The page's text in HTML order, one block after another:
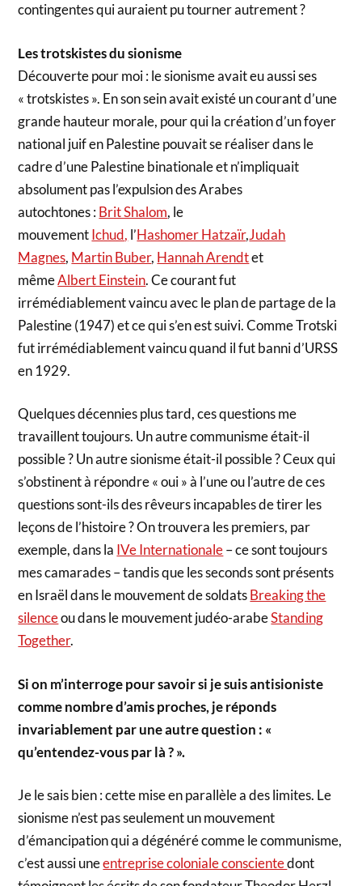
contingentes qui auraient pu tourner autrement ?
Les trotskistes du sionisme
Découverte pour moi : le sionisme avait eu aussi ses
« trotskistes ». En son sein avait existé un courant d’une
grande hauteur morale, pour qui la création d’un foyer
national juif en Palestine pouvait se réaliser dans le
cadre d’une Palestine binationale et n’impliquait
absolument pas l’expulsion des Arabes
autochtones :Brit Shalom, le
mouvementIchud, l’Hashomer Hatzaïr,Judah
Magnes, Martin Buber, Hannah Arendtet
mêmeAlbert Einstein. Ce courant fut
irrémédiablement vaincu avec le plan de partage de la
Palestine (1947) et ce qui s’en est suivi. Comme Trotski
fut irrémédiablement vaincu quand il fut banni d’URSS
en 1929.
Quelques décennies plus tard, ces questions me
travaillent toujours. Un autre communisme était-il
possible ? Un autre sionisme était-il possible ? Ceux qui
s’obstinent à répondre « oui » à l’une ou l’autre de ces
questions sont-ils des rêveurs incapables de tirer les
leçons de l’histoire ? On trouvera les premiers, par
exemple, dans la IVe Internationale– ce sont toujours
mes camarades – tandis que les seconds sont présents
en Israël dans le mouvement de soldatsBreaking the
silenceou dans le mouvement judéo-arabeStanding
Together.
Si on m’interroge pour savoir si je suis antisioniste
comme nombre d’amis proches, je réponds
invariablement par une autre question : «
qu’entendez-vous par là ? ».
Je le sais bien : cette mise en parallèle a des limites. Le
sionisme n’est pas seulement un mouvement
d’émancipation qui a dégénéré comme le communisme,
c’est aussi uneentreprise coloniale conscientedont